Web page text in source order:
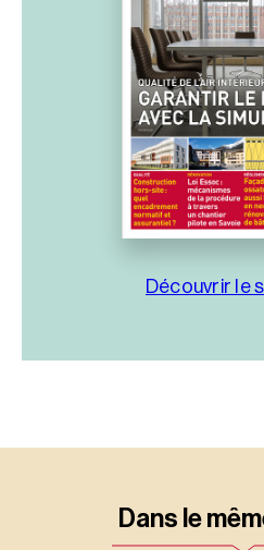
Découvrir le
Dans le